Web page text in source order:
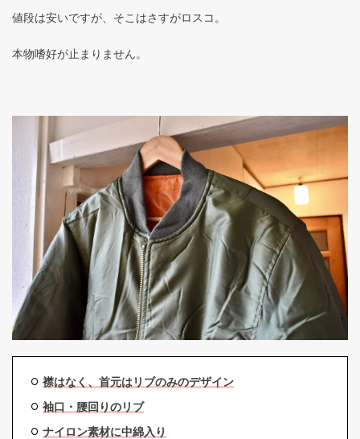
値段は安いですが、そこはさすがロスコ。
本物嗜好が止まりません。
襟はなく、首元はリブのみのデザイン
袖口・腰回りのリブ
ナイロン素材に中綿入り